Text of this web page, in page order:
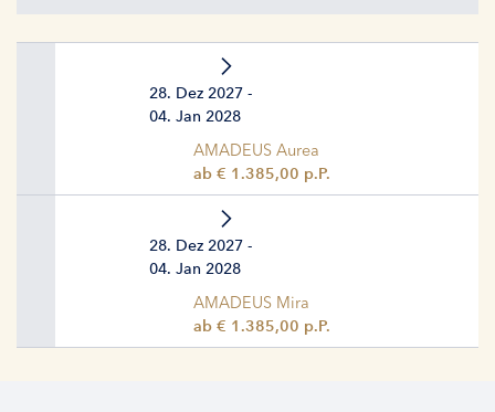
28. Dez 2027 -
04. Jan 2028
AMADEUS Aurea
ab € 1.385,00 p.P.
28. Dez 2027 -
04. Jan 2028
AMADEUS Mira
ab € 1.385,00 p.P.